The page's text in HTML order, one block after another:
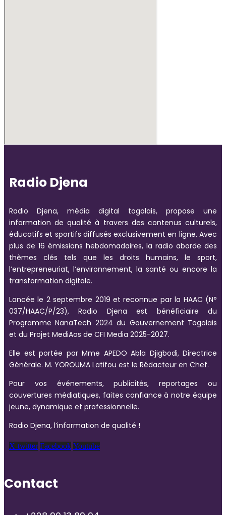
Radio Djena
Radio Djena, média digital togolais, propose une
information de qualité à travers des contenus culturels,
éducatifs et sportifs diffusés exclusivement en ligne. Avec
plus de 16 émissions hebdomadaires, la radio aborde des
thèmes clés tels que les droits humains, le sport,
l’entrepreneuriat, l’environnement, la santé ou encore la
transformation digitale.
Lancée le 2 septembre 2019 et reconnue par la HAAC (N°
037/HAAC/P/23), Radio Djena est bénéficiaire du
Programme NanaTech 2024 du Gouvernement Togolais
et du Projet MediAos de CFI Media 2025-2027.
Elle est portée par Mme APEDO Abla Djigbodi, Directrice
Générale. M. YOROUMA Latifou est le Rédacteur en Chef.
Pour vos événements, publicités, reportages ou
couvertures médiatiques, faites confiance à notre équipe
jeune, dynamique et professionnelle.
Radio Djena, l’information de qualité !
X-twitter Facebook Youtube
Contact